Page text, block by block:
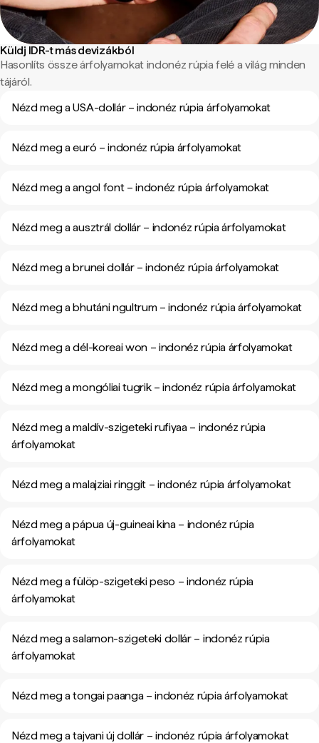
Küldj IDR-t más devizákból
Hasonlíts össze árfolyamokat indonéz rúpia felé a világ minden
tájáról.
Nézd meg a USA-dollár – indonéz rúpia árfolyamokat
Nézd meg a euró – indonéz rúpia árfolyamokat
Nézd meg a angol font – indonéz rúpia árfolyamokat
Nézd meg a ausztrál dollár – indonéz rúpia árfolyamokat
Nézd meg a brunei dollár – indonéz rúpia árfolyamokat
Nézd meg a bhutáni ngultrum – indonéz rúpia árfolyamokat
Nézd meg a dél-koreai won – indonéz rúpia árfolyamokat
Nézd meg a mongóliai tugrik – indonéz rúpia árfolyamokat
Nézd meg a maldív-szigeteki rufiyaa – indonéz rúpia
árfolyamokat
Nézd meg a malajziai ringgit – indonéz rúpia árfolyamokat
Nézd meg a pápua új-guineai kina – indonéz rúpia
árfolyamokat
Nézd meg a fülöp-szigeteki peso – indonéz rúpia
árfolyamokat
Nézd meg a salamon-szigeteki dollár – indonéz rúpia
árfolyamokat
Nézd meg a tongai paanga – indonéz rúpia árfolyamokat
Nézd meg a tajvani új dollár – indonéz rúpia árfolyamokat